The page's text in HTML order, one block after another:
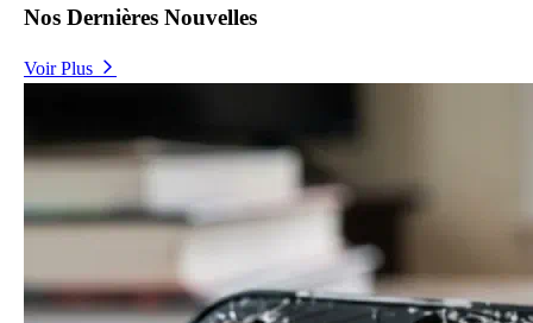
Nos Dernières Nouvelles
Voir Plus